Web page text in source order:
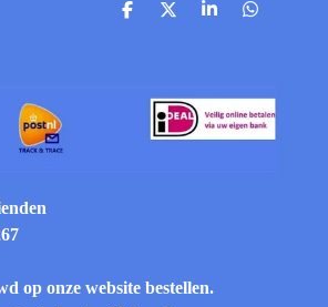
S
S
S
S
op onze website bestellen.